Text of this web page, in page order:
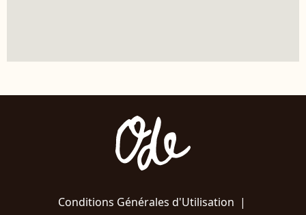
Conditions Générales d'Utilisation |